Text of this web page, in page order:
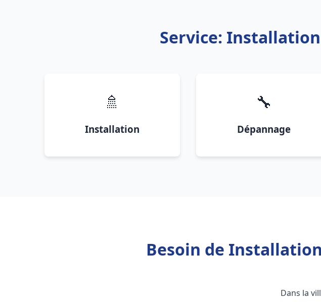
Service:
🚿
Installation
🔧
Dépannage
Besoin de
Dans la